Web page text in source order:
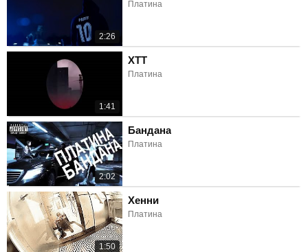
2:26
Платина
1:41
ХТТ
Платина
2:02
Бандана
Платина
1:50
Хенни
Платина